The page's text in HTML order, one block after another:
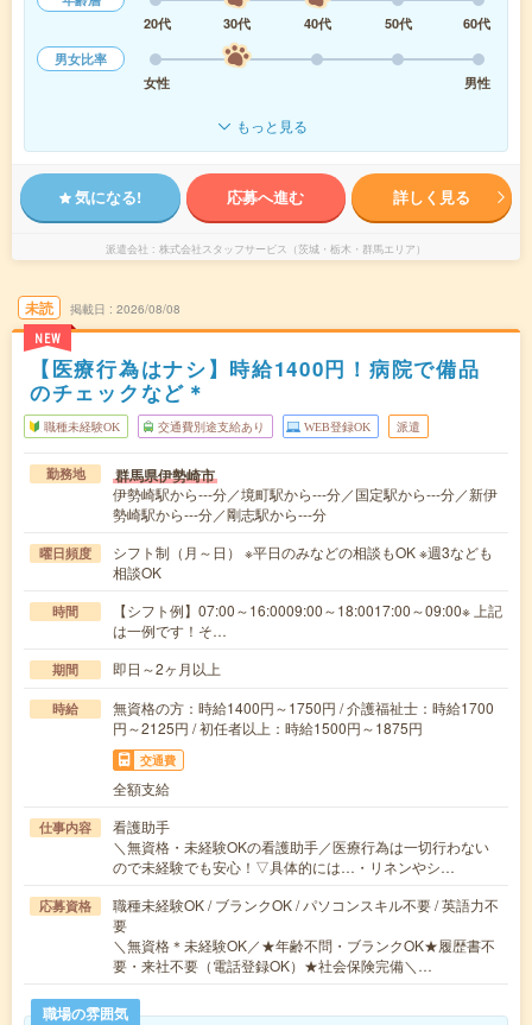
20代
30代 40代 50代
60代
男女比率
女性
男性
もっと見る
気になる! 応募へ進む 詳しく見る
派遣会社 株式会社スタッフサービス（茨城・栃木・群馬エリア）
未読
NEW
掲載日 2026/08/08
【医療行為はナシ】時給1400円！病院で備品
のチェックなど＊
職種未経験OK 交通費別途支給あり WEB登録OK 派遣
勤務地 群馬県伊勢崎市
伊勢崎駅から---分／境町駅から---分／国定駅から---分／新伊
勢崎駅から---分／剛志駅から---分
曜日頻度
シフト制（月～日） ※平日のみなどの相談もOK ※週3なども
相談OK
時間
【シフト例】07:00～16:0009:00～18:0017:00～09:00※ 上記
は一例です！そ…
期間 即日～2ヶ月以上
時給
無資格の方：時給1400円～1750円 / 介護福祉士：時給1700
円～2125円 / 初任者以上：時給1500円～1875円
交通費
全額支給
仕事内容
看護助手
＼無資格・未経験OKの看護助手／医療行為は一切行わない
ので未経験でも安心！▽具体的には…・リネンやシ…
応募資格
職種未経験OK / ブランクOK / パソコンスキル不要 / 英語力不
要
＼無資格＊未経験OK／★年齢不問・ブランクOK★履歴書不
要・来社不要（電話登録OK）★社会保険完備＼…
職場の雰囲気